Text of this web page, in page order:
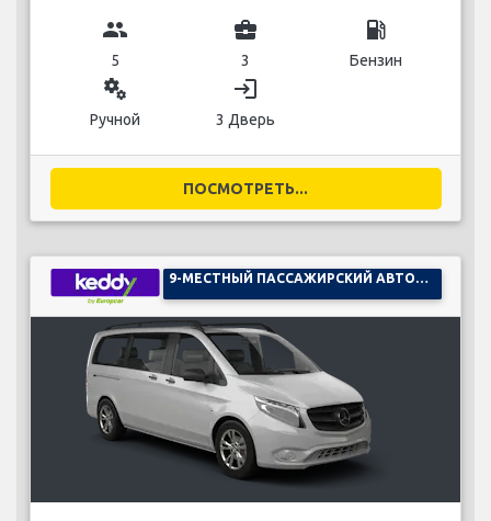
group
5
business_center
3
local_gas_station
Бензин
miscellaneous_services
Ручной
login
3 Дверь
ПОСМОТРЕТЬ...